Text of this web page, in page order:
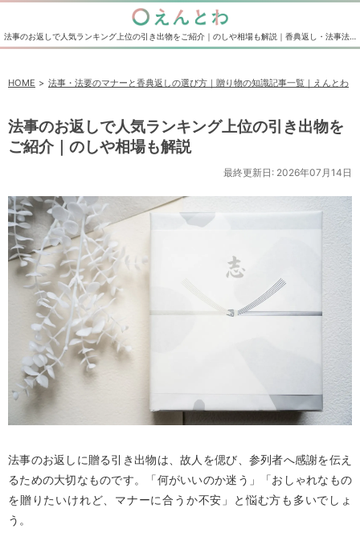
HOME 法事・法要のマナーと香典返しの選び方｜贈り物の知識記事一覧｜えんとわ
法事のお返しで人気ランキング上位の引き出物を
ご紹介｜のしや相場も解説
最終更新日: 2026年07月14日
法事のお返しに贈る引き出物は、故人を偲び、参列者へ感謝を伝え
るための大切なものです。「何がいいのか迷う」「おしゃれなもの
を贈りたいけれど、マナーに合うか不安」と悩む方も多いでしょ
う。